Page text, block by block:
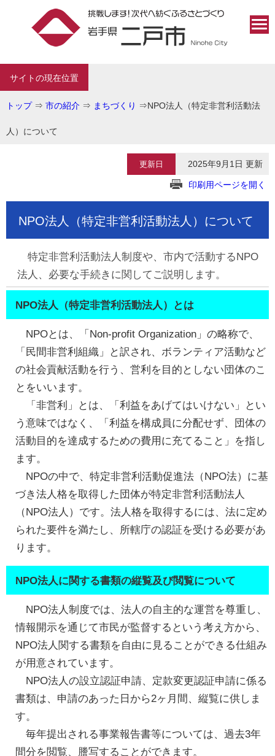
サイトの現在位置
トップ⇒ 市の紹介 ⇒ まちづくり ⇒NPO法人（特定非営利活動法
人）について
更新日 2025年9月1日 更新
印刷用ページを開く
NPO法人（特定非営利活動法人）について
特定非営利活動法人制度や、市内で活動するNPO
法人、必要な手続きに関してご説明します。
NPO法人（特定非営利活動法人）とは
NPOとは、「Non-profit Organization」の略称で、
「民間非営利組織」と訳され、ボランティア活動など
の社会貢献活動を行う、営利を目的としない団体のこ
とをいいます。
「非営利」とは、「利益をあげてはいけない」とい
う意味ではなく、「利益を構成員に分配せず、団体の
活動目的を達成するための費用に充てること」を指し
ます。
NPOの中で、特定非営利活動促進法（NPO法）に基
づき法人格を取得した団体が特定非営利活動法人
（NPO法人）です。法人格を取得するには、法に定め
られた要件を満たし、所轄庁の認証を受ける必要があ
ります。
NPO法人に関する書類の縦覧及び閲覧について
NPO法人制度では、法人の自主的な運営を尊重し、
情報開示を通じて市民が監督するという考え方から、
NPO法人関する書類を自由に見ることができる仕組み
が用意されています。
NPO法人の設立認証申請、定款変更認証申請に係る
書類は、申請のあった日から2ヶ月間、縦覧に供しま
す。
毎年提出される事業報告書等については、過去3年
間分を閲覧、謄写することができます。